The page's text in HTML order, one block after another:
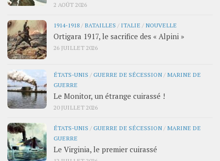
2 AOÛT 2026
1914-1918 / BATAILLES / ITALIE / NOUVELLE
Ortigara 1917, le sacrifice des « Alpini »
26 JUILLET 2026
ÉTATS-UNIS /GUERRE DE SÉCESSION / MARINE DE
GUERRE
Le Monitor, un étrange cuirassé !
20 JUILLET 2026
ÉTATS-UNIS /GUERRE DE SÉCESSION / MARINE DE
GUERRE
Le Virginia, le premier cuirassé